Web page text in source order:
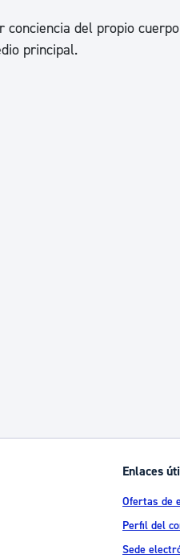
conciencia del propio
principal.
Enlaces
Ofertas de
Perfil del
Sede